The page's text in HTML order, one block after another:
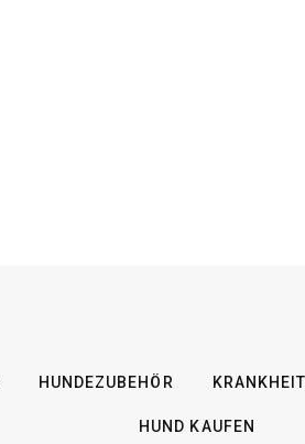
HUNDEZUBEHÖR
HUND KAUFEN